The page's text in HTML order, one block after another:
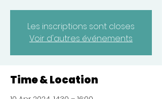
Les inscriptions sont closes
Voir d'autres événements
Time & Location